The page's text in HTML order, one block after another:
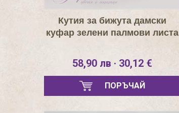
Кутия за бижута дамски
куфар зелени палмови листа
58,90 лв · 30,12 €
ПОРЪЧАЙ